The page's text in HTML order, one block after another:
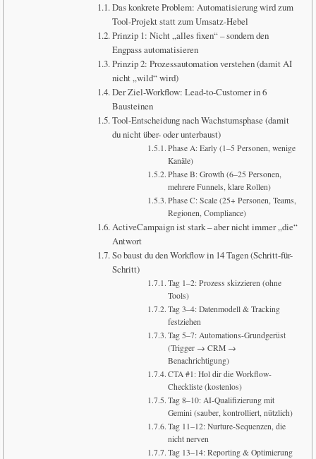
Das konkrete Problem: Automatisierung wird zum
Tool-Projekt statt zum Umsatz-Hebel
Prinzip 1: Nicht „alles fixen“ – sondern den
Engpass automatisieren
Prinzip 2: Prozessautomation verstehen (damit AI
nicht „wild“ wird)
Der Ziel-Workflow: Lead-to-Customer in 6
Bausteinen
Tool-Entscheidung nach Wachstumsphase (damit
du nicht über- oder unterbaust)
Phase A: Early (1–5 Personen, wenige
Kanäle)
Phase B: Growth (6–25 Personen,
mehrere Funnels, klare Rollen)
Phase C: Scale (25+ Personen, Teams,
Regionen, Compliance)
ActiveCampaign ist stark – aber nicht immer „die“
Antwort
So baust du den Workflow in 14 Tagen (Schritt-für-
Schritt)
Tag 1–2: Prozess skizzieren (ohne
Tools)
Tag 3–4: Datenmodell & Tracking
festziehen
Tag 5–7: Automations-Grundgerüst
(Trigger → CRM →
Benachrichtigung)
CTA #1: Hol dir die Workflow-
Checkliste (kostenlos)
Tag 8–10: AI-Qualifizierung mit
Gemini (sauber, kontrolliert, nützlich)
Tag 11–12: Nurture-Sequenzen, die
nicht nerven
Tag 13–14: Reporting & Optimierung